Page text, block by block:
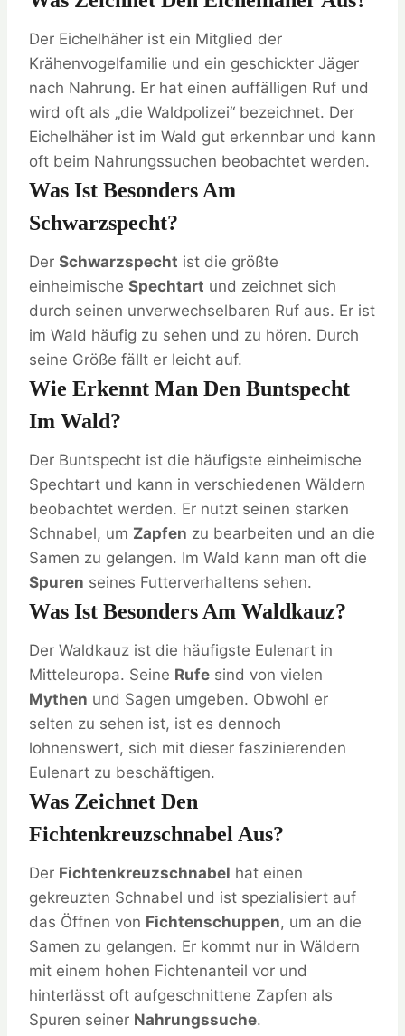
Der Eichelhäher ist ein Mitglied der
Krähenvogelfamilie und ein geschickter Jäger
nach Nahrung. Er hat einen auffälligen Ruf und
wird oft als „die Waldpolizei“ bezeichnet. Der
Eichelhäher ist im Wald gut erkennbar und kann
oft beim Nahrungssuchen beobachtet werden.
Was Ist Besonders Am
Schwarzspecht?
Der Schwarzspecht ist die größte
einheimische Spechtart und zeichnet sich
durch seinen unverwechselbaren Ruf aus. Er ist
im Wald häufig zu sehen und zu hören. Durch
seine Größe fällt er leicht auf.
Wie Erkennt Man Den Buntspecht
Im Wald?
Der Buntspecht ist die häufigste einheimische
Spechtart und kann in verschiedenen Wäldern
beobachtet werden. Er nutzt seinen starken
Schnabel, um Zapfen zu bearbeiten und an die
Samen zu gelangen. Im Wald kann man oft die
Spuren seines Futterverhaltens sehen.
Was Ist Besonders Am Waldkauz?
Der Waldkauz ist die häufigste Eulenart in
Mitteleuropa. Seine Rufe sind von vielen
Mythen und Sagen umgeben. Obwohl er
selten zu sehen ist, ist es dennoch
lohnenswert, sich mit dieser faszinierenden
Eulenart zu beschäftigen.
Was Zeichnet Den
Fichtenkreuzschnabel Aus?
Der Fichtenkreuzschnabel hat einen
gekreuzten Schnabel und ist spezialisiert auf
das Öffnen von Fichtenschuppen, um an die
Samen zu gelangen. Er kommt nur in Wäldern
mit einem hohen Fichtenanteil vor und
hinterlässt oft aufgeschnittene Zapfen als
Spuren seiner Nahrungssuche.